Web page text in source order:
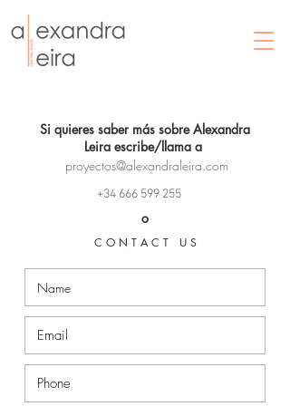
Si quieres saber más sobre Alexandra
Leira escribe/llama a
proyectos@alexandraleira.com
+34 666 599 255
o
C O N T A C T U S